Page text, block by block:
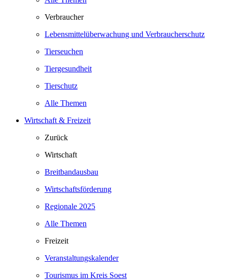
Verbraucher
Lebensmittelüberwachung und Verbraucherschutz
Tierseuchen
Tiergesundheit
Tierschutz
Alle Themen
Wirtschaft & Freizeit
Zurück
Wirtschaft
Breitbandausbau
Wirtschaftsförderung
Regionale 2025
Alle Themen
Freizeit
Veranstaltungskalender
Tourismus im Kreis Soest